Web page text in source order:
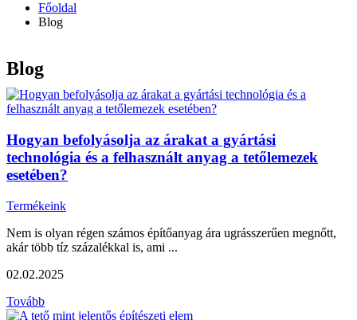
Főoldal
Blog
Blog
Hogyan befolyásolja az árakat a gyártási
technológia és a felhasznált anyag a tetőlemezek
esetében?
Termékeink
Nem is olyan régen számos építőanyag ára ugrásszerűen megnőtt,
akár több tíz százalékkal is, ami ...
02.02.2025
Tovább